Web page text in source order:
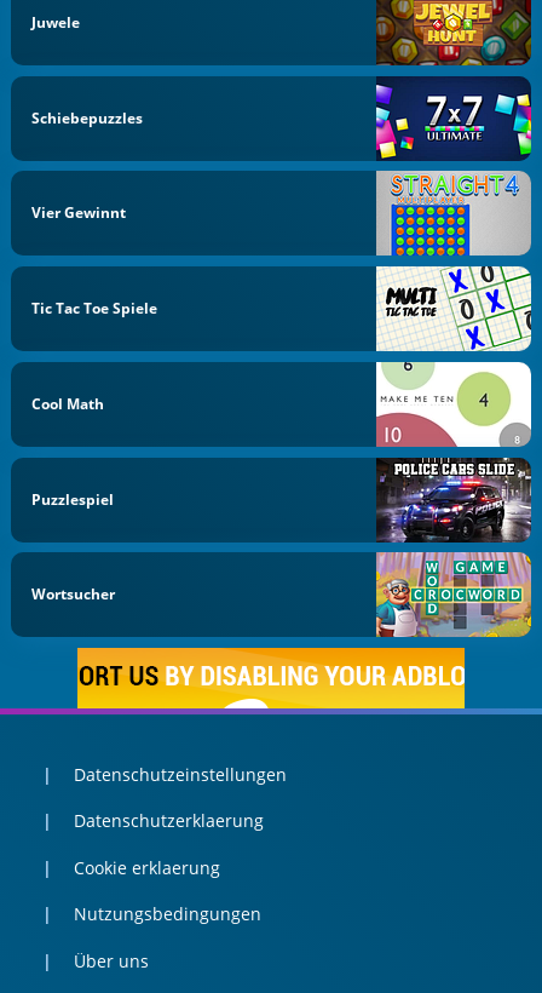
Juwele
Schiebepuzzles
Vier Gewinnt
Tic Tac Toe Spiele
Cool Math
Puzzlespiel
Wortsucher
Datenschutzeinstellungen
Datenschutzerklaerung
Cookie erklaerung
Nutzungsbedingungen
Über uns